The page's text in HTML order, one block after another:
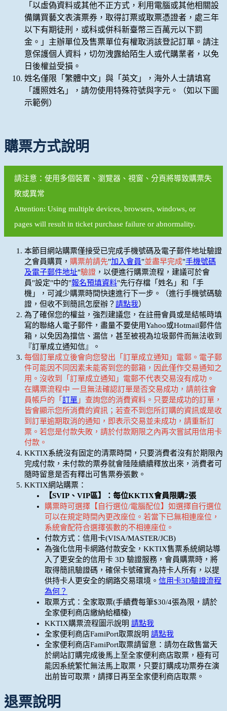
「以虛偽資料或其他不正方式，利用電腦或其他相關設
備購買藝文表演票券，取得訂票或取票憑證者，處三年
以下有期徒刑，或科或併科新臺幣三百萬元以下罰
金。」主辦單位及售票單位有權取消該登記訂單。請注
意保護個人資料，切勿洩露給陌生人或代購業者，以免
日後權益受損。
姓名僅限「繁體中文」與「英文」，海外人士請填寫
「護照姓名」，請勿使用特殊符號與字元。（如以下圖
示範例）
購票方式說明
請注意：使用多個裝置、瀏覽器、視窗、分頁將導致購票失
敗或異常
Attention: Using multiple devices, browsers, windows, or
pages will result in ticket purchase failure or abnormality.
本節目網站購票僅接受已完成手機號碼及電子郵件地址驗證
之會員購買， 購票前請先"加入會員"並盡早完成"手機號碼
及電子郵件地址"驗證 ，以便進行購票流程，建議可於會
員"設定"中的"報名預填資料"先行存檔「姓名」和「手
機」，可減少購票時間快速進行下一步。（進行手機號碼驗
證，但收不到簡訊怎麼辦？ 請點我）
為了確保您的權益，強烈建議您，在註冊會員或是結帳時填
寫的聯絡人電子郵件，盡量不要使用Yahoo或Hotmail郵件信
箱，以免因為擋信、漏信，甚至被視為垃圾郵件而無法收到
『訂單成立通知信』。
每個訂單成立後會向您發出「訂單成立通知」電郵。電子郵
件可能因不同因素未能寄到您的郵箱，因此僅作交易通知之
用。沒收到「訂單成立通知」電郵不代表交易沒有成功。
在購票流程中 一旦無法確認訂單是否交易成功，請前往會
員帳戶的「 訂單 」查詢您的消費資料。只要是成功的訂單，
皆會顯示您所消費的資訊；若查不到您所訂購的資訊或是收
到訂單逾期取消的通知，即表示交易並未成功，請重新訂
票。若您是付款失敗，請於付款期限之內再次嘗試用信用卡
付款。
KKTIX系統沒有固定的清票時間，只要消費者沒有於期限內
完成付款，未付款的票券就會陸陸續續釋放出來，消費者可
隨時留意是否有釋出可售票券張數。
KKTIX網站購票：
【SVIP、VIP區】：每位KKTIX會員限購2張
購票時可選擇【自行選位/電腦配位】如選擇自行選位
可以在規定時間內更改座位。若當下已無相連座位，
系統會配符合選擇張數的不相連座位。
付款方式：信用卡(VISA/MASTER/JCB)
為強化信用卡網路付款安全，KKTIX售票系統網站導
入了更安全的信用卡 3D 驗證服務，會員購票時，將
取得簡訊驗證碼，確保卡號確實為持卡人所有，以提
供持卡人更安全的網路交易環境。 信用卡3D驗證流程
為何？
取票方式：全家取票(手續費每筆$30/4張為限，請於
全家便利商店繳納給櫃檯)
KKTIX購票流程圖示說明 請點我
全家便利商店FamiPort取票說明 請點我
全家便利商店FamiPort取票請留意：請勿在啟售當天
於網站訂購完成後馬上至全家便利商店取票，極有可
能因系統繁忙無法馬上取票，只要訂購成功票券在演
出前皆可取票，請擇日再至全家便利商店取票。
退票說明